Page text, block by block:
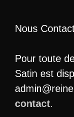
Nous
Pour toute
Satin est
contact.